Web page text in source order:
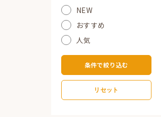
NEW
おすすめ
人気
条件で絞り込む
リセット